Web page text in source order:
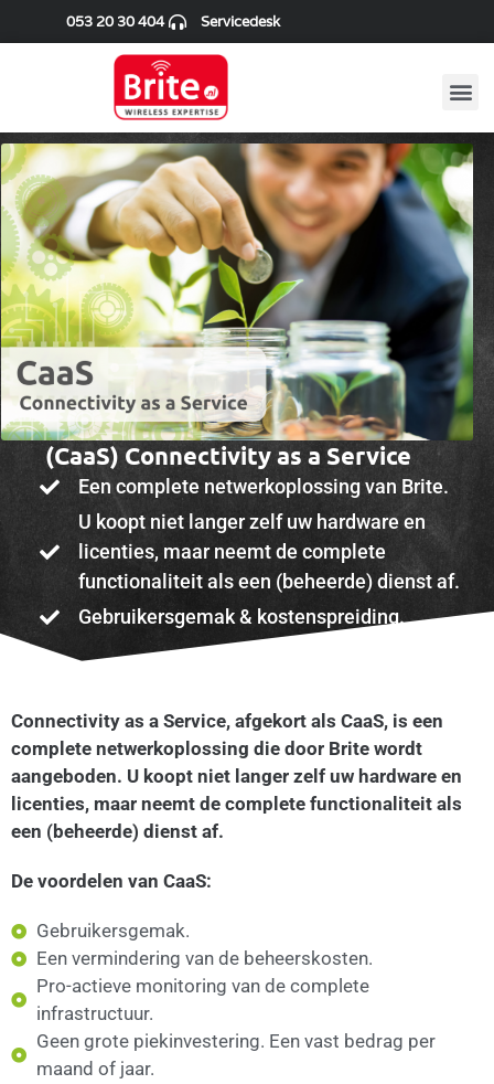
053 20 30 404 Servicedesk
(CaaS) Connectivity as a Service
Een complete netwerkoplossing van Brite.
U koopt niet langer zelf uw hardware en
licenties, maar neemt de complete
functionaliteit als een (beheerde) dienst af.
Gebruikersgemak & kostenspreiding.
Connectivity as a Service, afgekort als CaaS, is een
complete netwerkoplossing die door Brite wordt
aangeboden. U koopt niet langer zelf uw hardware en
licenties, maar neemt de complete functionaliteit als
een (beheerde) dienst af.
De voordelen van CaaS:
Gebruikersgemak.
Een vermindering van de beheerskosten.
Pro-actieve monitoring van de complete
infrastructuur.
Geen grote piekinvestering. Een vast bedrag per
maand of jaar.